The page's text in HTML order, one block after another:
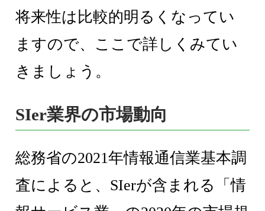
将来性は比較的明るくなってい
ますので、ここで詳しくみてい
きましょう。
SIer業界の市場動向
総務省の2021年情報通信業基本調
査によると、SIerが含まれる「情